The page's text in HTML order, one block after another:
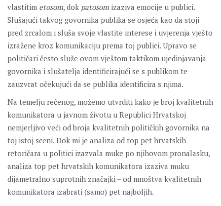
vlastitim etosom, dok patosom izaziva emocije u publici.
Slušajući takvog govornika publika se osjeća kao da stoji
pred zrcalom i sluša svoje vlastite interese i uvjerenja vješto
izražene kroz komunikaciju prema toj publici. Upravo se
političari često služe ovom vještom taktikom ujedinjavanja
govornika i slušatelja identificirajući se s publikom te
zauzvrat očekujući da se publika identificira s njima.
Na temelju rečenog, možemo utvrditi kako je broj kvalitetnih
komunikatora u javnom životu u Republici Hrvatskoj
nemjerljivo veći od broja kvalitetnih političkih govornika na
toj istoj sceni. Dok mi je analiza od top pet hrvatskih
retoričara u politici izazvala muke po njihovom pronalasku,
analiza top pet hrvatskih komunikatora izaziva muku
dijametralno suprotnih značajki – od mnoštva kvalitetnih
komunikatora izabrati (samo) pet najboljih.